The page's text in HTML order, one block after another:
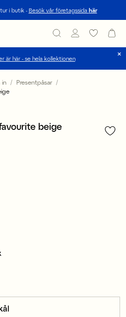
i butik - Besök vår företagssida här
är här - se hela kollektionen
in
Presentpåsar
beige